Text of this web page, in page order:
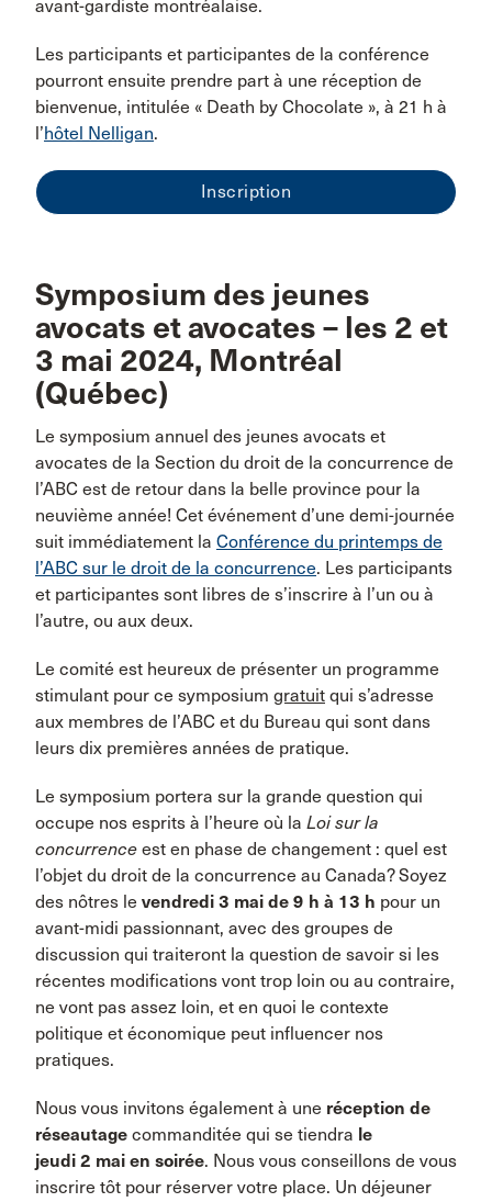
avant-gardiste montréalaise.
Les participants et participantes de la conférence
pourront ensuite prendre part à une réception de
bienvenue, intitulée « Death by Chocolate », à 21 h à
l’hôtel Nelligan.
Inscription
Symposium des jeunes
avocats et avocates – les 2 et
3 mai 2024, Montréal
(Québec)
Le symposium annuel des jeunes avocats et
avocates de la Section du droit de la concurrence de
l’ABC est de retour dans la belle province pour la
neuvième année! Cet événement d’une demi-journée
suit immédiatement la Conférence du printemps de
l’ABC sur le droit de la concurrence. Les participants
et participantes sont libres de s’inscrire à l’un ou à
l’autre, ou aux deux.
Le comité est heureux de présenter un programme
stimulant pour ce symposium gratuit qui s’adresse
aux membres de l’ABC et du Bureau qui sont dans
leurs dix premières années de pratique.
Le symposium portera sur la grande question qui
occupe nos esprits à l’heure où la Loi sur la
concurrence est en phase de changement : quel est
l’objet du droit de la concurrence au Canada? Soyez
des nôtres le vendredi 3 mai de 9 h à 13 h pour un
avant-midi passionnant, avec des groupes de
discussion qui traiteront la question de savoir si les
récentes modifications vont trop loin ou au contraire,
ne vont pas assez loin, et en quoi le contexte
politique et économique peut influencer nos
pratiques.
Nous vous invitons également à une réception de
réseautage commanditée qui se tiendra le
jeudi 2 mai en soirée. Nous vous conseillons de vous
inscrire tôt pour réserver votre place. Un déjeuner